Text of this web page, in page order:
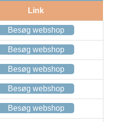
Link
Besøg webshop
Besøg webshop
Besøg webshop
Besøg webshop
Besøg webshop